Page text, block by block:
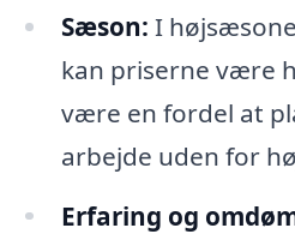
Sæson: I
kan priserne være
være en fordel at
arbejde uden for
Erfaring og